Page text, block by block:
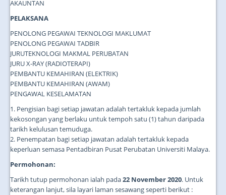
AKAUNTAN
PELAKSANA
PENOLONG PEGAWAI TEKNOLOGI MAKLUMAT
PENOLONG PEGAWAI TADBIR
JURUTEKNOLOGI MAKMAL PERUBATAN
JURU X-RAY (RADIOTERAPI)
PEMBANTU KEMAHIRAN (ELEKTRIK)
PEMBANTU KEMAHIRAN (AWAM)
PENGAWAL KESELAMATAN
1. Pengisian bagi setiap jawatan adalah tertakluk kepada jumlah
kekosongan yang berlaku untuk tempoh satu (1) tahun daripada
tarikh kelulusan temuduga.
2. Penempatan bagi setiap jawatan adalah tertakluk kepada
keperluan semasa Pentadbiran Pusat Perubatan Universiti Malaya.
Permohonan:
Tarikh tutup permohonan ialah pada22 November 2020. Untuk
keterangan lanjut, sila layari laman sesawang seperti berikut :